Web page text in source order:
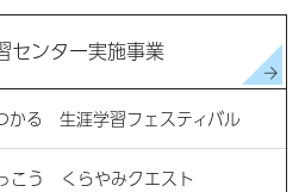
センター実施事業
かる 生涯学習フェスティバル
こう くらやみクエスト